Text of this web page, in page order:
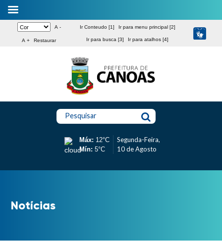
A -
A + Restaurar
Ir Conteudo [1] Ir para menu principal [2]
Ir para busca [3] Ir para atalhos [4]
Pesquisar
Máx: 12°C
Mín: 5°C
Segunda-Feira,
10 de Agosto
Notícias